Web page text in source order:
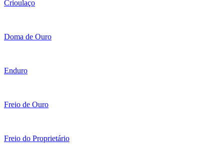
Crioulaço
Doma de Ouro
Enduro
Freio de Ouro
Freio do Proprietário